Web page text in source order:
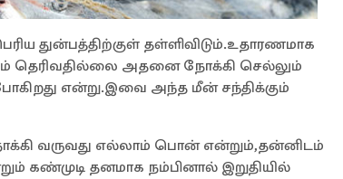
துன்பத்திற்குள் தள்ளிவிடும்.உதாரணமாக
தெரிவதில்லை அதனை நோக்கி செல்லும்
என்று.இவை அந்த மீன் சந்திக்கும்
வருவது எல்லாம் பொன் என்றும்,தன்னிடம்
கண்முடி தனமாக நம்பினால் இறுதியில்